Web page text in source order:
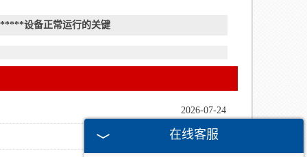
设备正常运行的关键
2026-07-24
2026-05-15
在线客服